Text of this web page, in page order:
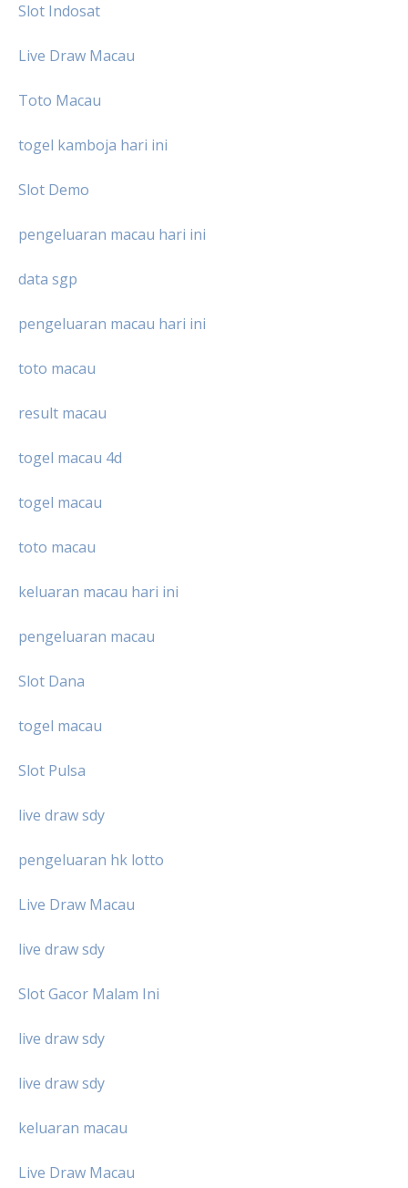
Slot Indosat
Live Draw Macau
Toto Macau
togel kamboja hari ini
Slot Demo
pengeluaran macau hari ini
data sgp
pengeluaran macau hari ini
toto macau
result macau
togel macau 4d
togel macau
toto macau
keluaran macau hari ini
pengeluaran macau
Slot Dana
togel macau
Slot Pulsa
live draw sdy
pengeluaran hk lotto
Live Draw Macau
live draw sdy
Slot Gacor Malam Ini
live draw sdy
live draw sdy
keluaran macau
Live Draw Macau